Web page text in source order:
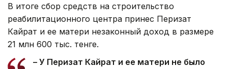
В итоге сбор средств на строительство
реабилитационного центра принес Перизат
Кайрат и ее матери незаконный доход в размере
21 млн 600 тыс. тенге.
– У Перизат Кайрат и ее матери не было